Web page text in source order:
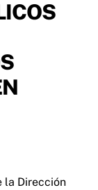
la Dirección